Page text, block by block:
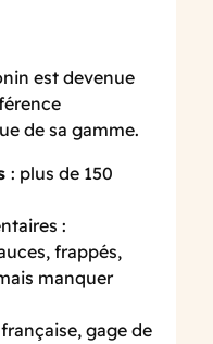
est devenue
de sa gamme.
: plus de 150
:
frappés,
manquer
gage de